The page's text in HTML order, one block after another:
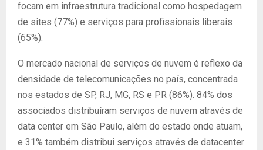
focam em infraestrutura tradicional como hospedagem
de sites (77%) e serviços para profissionais liberais
(65%).
O mercado nacional de serviços de nuvem é reflexo da
densidade de telecomunicações no país, concentrada
nos estados de SP, RJ, MG, RS e PR (86%). 84% dos
associados distribuíram serviços de nuvem através de
data center em São Paulo, além do estado onde atuam,
e 31% também distribui serviços através de datacenter